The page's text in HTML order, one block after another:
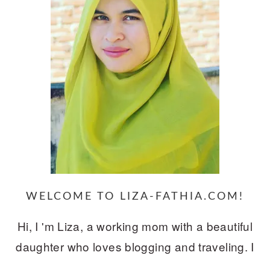
WELCOME TO LIZA-FATHIA.COM!
Hi, I 'm Liza, a working mom with a beautiful
daughter who loves blogging and traveling. I